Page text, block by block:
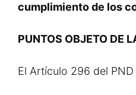
cumplimiento de los
PUNTOS OBJETO DE
El Artículo 296 del